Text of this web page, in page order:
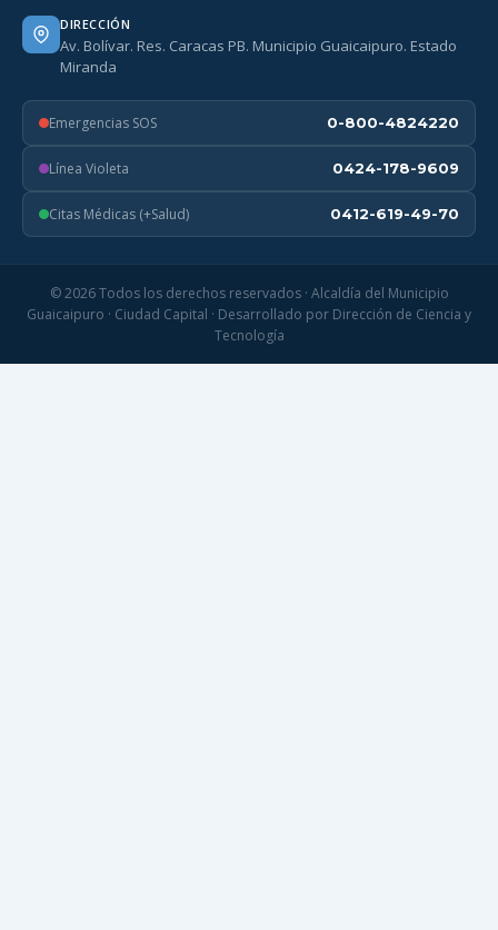
DIRECCIÓN
Av. Bolívar. Res. Caracas PB. Municipio Guaicaipuro. Estado
Miranda
Emergencias SOS 0-800-4824220
Línea Violeta 0424-178-9609
Citas Médicas (+Salud) 0412-619-49-70
© 2026 Todos los derechos reservados · Alcaldía del Municipio
Guaicaipuro · Ciudad Capital · Desarrollado por Dirección de Ciencia y
Tecnología